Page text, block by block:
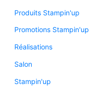
Produits Stampin'up
Promotions Stampin'up
Réalisations
Salon
Stampin'up